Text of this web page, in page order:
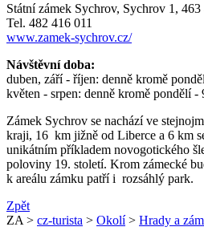
Státní zámek Sychrov, Sychrov 1,
Tel. 482 416 011
www.zamek-sychrov.cz/
Návštěvní doba:
duben, září - říjen: denně kromě
květen - srpen: denně kromě pondělí -
Zámek Sychrov se nachází ve
kraji, 16 km jižně od Liberce a 6 km
unikátním příkladem novogotického
poloviny 19. století. Krom zámecké
k areálu zámku patří i rozsáhlý park.
Zpět
ZA > cz-turista > Okolí> Hrady a